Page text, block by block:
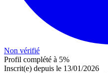
Non vérifié
Profil complété à 5%
Inscrit(e) depuis le 13/01/2026